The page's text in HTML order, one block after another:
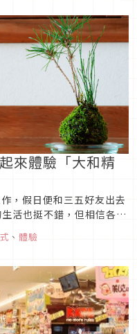
來體驗「大和精
，假日便和三五好友出去
活也挺不錯，但相信各位
們為這樣的妳提案的，就
、 體驗